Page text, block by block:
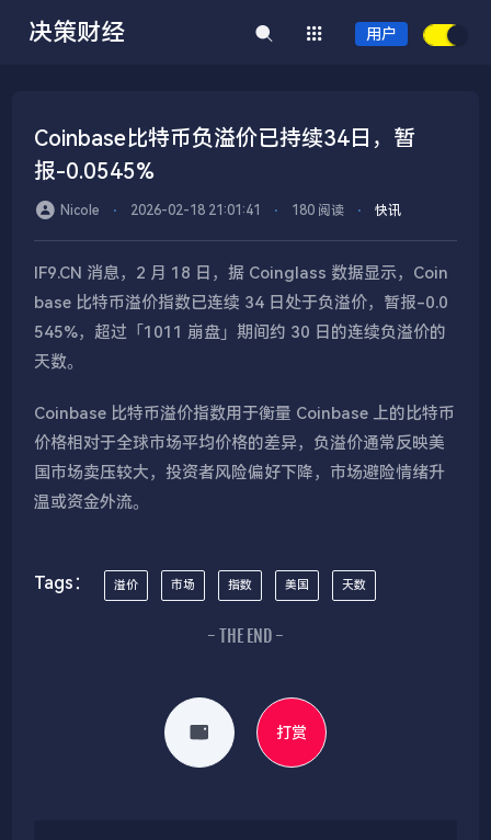
决策财经 用户
Coinbase比特币负溢价已持续34日，暂
报-0.0545%
Nicole ⋅ 2026-02-18 21:01:41 ⋅ 180 阅读 ⋅ 快讯
IF9.CN 消息，2 月 18 日，据 Coinglass 数据显示，Coin
base 比特币溢价指数已连续 34 日处于负溢价，暂报-0.0
545%，超过「1011 崩盘」期间约 30 日的连续负溢价的
天数。
Coinbase 比特币溢价指数用于衡量 Coinbase 上的比特币
价格相对于全球市场平均价格的差异，负溢价通常反映美
国市场卖压较大，投资者风险偏好下降，市场避险情绪升
温或资金外流。
Tags： 溢价 市场 指数 美国 天数
- THE END -
打赏